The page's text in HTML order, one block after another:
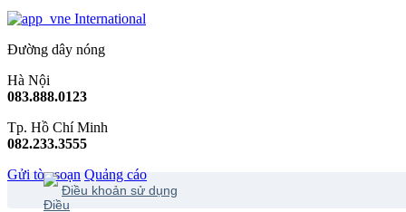
International
Đường dây nóng
Hà Nội
083.888.0123
Tp. Hồ Chí Minh
082.233.3555
Gửi tòa soạn Quảng cáo
Điều khoản sử dụng